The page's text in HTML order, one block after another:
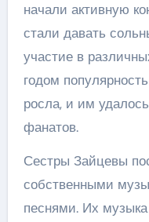
начали активную
стали давать
участие в
годом
росла, и им
фанатов.
Сестры Зайцевы
собственными
песнями. Их музыка